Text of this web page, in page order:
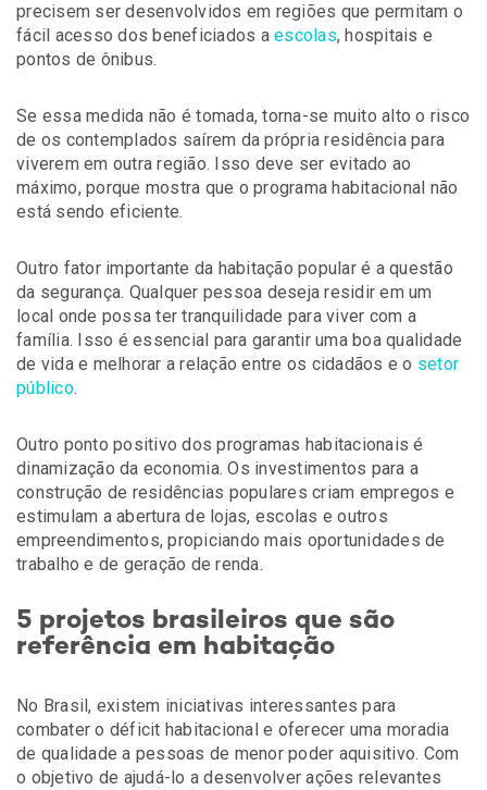
precisem ser desenvolvidos em regiões que permitam o
fácil acesso dos beneficiados a escolas, hospitais e
pontos de ônibus.
Se essa medida não é tomada, torna-se muito alto o risco
de os contemplados saírem da própria residência para
viverem em outra região. Isso deve ser evitado ao
máximo, porque mostra que o programa habitacional não
está sendo eficiente.
Outro fator importante da habitação popular é a questão
da segurança. Qualquer pessoa deseja residir em um
local onde possa ter tranquilidade para viver com a
família. Isso é essencial para garantir uma boa qualidade
de vida e melhorar a relação entre os cidadãos e o setor
público.
Outro ponto positivo dos programas habitacionais é
dinamização da economia. Os investimentos para a
construção de residências populares criam empregos e
estimulam a abertura de lojas, escolas e outros
empreendimentos, propiciando mais oportunidades de
trabalho e de geração de renda.
5 projetos brasileiros que são
referência em habitação
No Brasil, existem iniciativas interessantes para
combater o déficit habitacional e oferecer uma moradia
de qualidade a pessoas de menor poder aquisitivo. Com
o objetivo de ajudá-lo a desenvolver ações relevantes